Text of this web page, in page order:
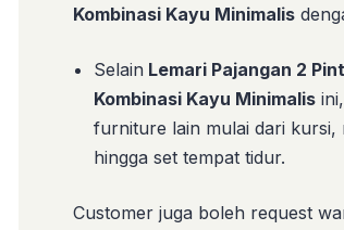
Kombinasi Kayu Minimalis
Selain Lemari Pajangan 2
Kombinasi Kayu Minimalis
furniture lain mulai dari kursi,
hingga set tempat tidur.
Customer juga boleh request